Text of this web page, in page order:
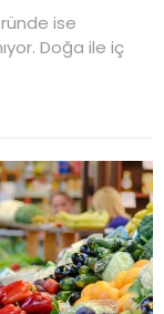
ise
Doğa ile iç